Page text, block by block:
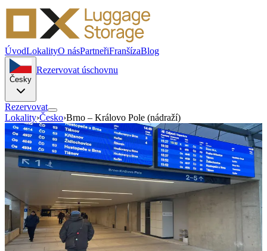
ÚvodLokalityO násPartneřiFranšízaBlog
Česky
Rezervovat úschovnu
Rezervovat
Lokality›Česko›Brno – Královo Pole (nádraží)
Brno · Česko
Úschovna zavazadel Brno
Odložte si zavazadla v Brně a pohybujte se po městě pohodlněji.
Samoobslužné boxy OX Luggage Storage se hodí pro cestující,
návštěvníky akcí i krátké zastávky ve městě.
Samoobsluha
Automatizovaný přístup